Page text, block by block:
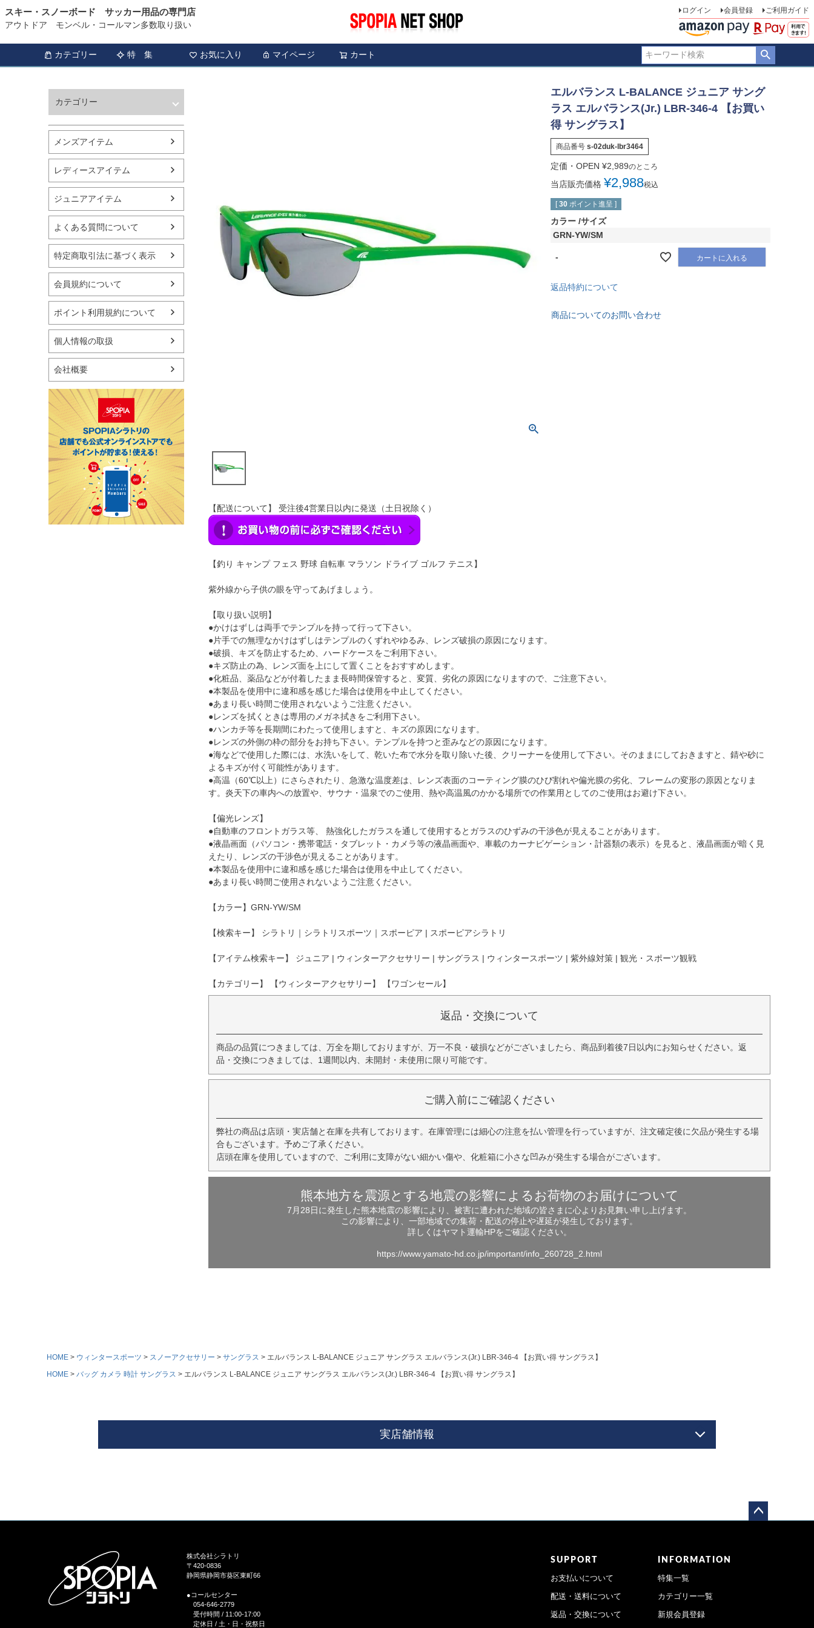
スキー・スノーボード サッカー用品の専門店
アウトドア モンベル・コールマン多数取り扱い
ログイン 会員登録 ご利用ガイド
カテゴリー 特 集 お気に入り マイページ カート
カテゴリー
バスケットボール
シューズ
ランニング用品
スポーツアパレル
テニス
バレーボール
フィットネス用品
スイミング用品
マリン
スケートボード
野球・ソフトボール
ゴルフ
卓球用品
バッグ・サングラス
ハンドボール用品
ラグビー用品
グランドゴルフ
メンズアイテム
レディースアイテム
ジュニアアイテム
よくある質問について
特定商取引法に基づく表示
会員規約について
ポイント利用規約について
個人情報の取扱
会社概要
エルバランス L-BALANCE ジュニア サング
ラス エルバランス(Jr.) LBR-346-4 【お買い
得 サングラス】
商品番号 s-02duk-lbr3464
定価・OPEN ¥2,989のところ
当店販売価格 ¥2,988税込
[ 30 ポイント進呈 ]
カラー サイズ
GRN-YW/SM
- カートに入れる
返品特約について
商品についてのお問い合わせ
【配送について】 受注後4営業日以内に発送（土日祝除く）
【釣り キャンプ フェス 野球 自転車 マラソン ドライブ ゴルフ テニス】
紫外線から子供の眼を守ってあげましょう。
【取り扱い説明】
●かけはずしは両手でテンプルを持って行って下さい。
●片手での無理なかけはずしはテンプルのくずれやゆるみ、レンズ破損の原因になります。
●破損、キズを防止するため、ハードケースをご利用下さい。
●キズ防止の為、レンズ面を上にして置くことをおすすめします。
●化粧品、薬品などが付着したまま長時間保管すると、変質、劣化の原因になりますので、ご注意下さい。
●本製品を使用中に違和感を感じた場合は使用を中止してください。
●あまり長い時間ご使用されないようご注意ください。
●レンズを拭くときは専用のメガネ拭きをご利用下さい。
●ハンカチ等を長期間にわたって使用しますと、キズの原因になります。
●レンズの外側の枠の部分をお持ち下さい。テンプルを持つと歪みなどの原因になります。
●海などで使用した際には、水洗いをして、乾いた布で水分を取り除いた後、クリーナーを使用して下さい。そのままにしておきますと、錆や砂に
よるキズが付く可能性があります。
●高温（60℃以上）にさらされたり、急激な温度差は、レンズ表面のコーティング膜のひび割れや偏光膜の劣化、フレームの変形の原因となりま
す。炎天下の車内への放置や、サウナ・温泉でのご使用、熱や高温風のかかる場所での作業用としてのご使用はお避け下さい。
【偏光レンズ】
●自動車のフロントガラス等、 熱強化したガラスを通して使用するとガラスのひずみの干渉色が見えることがあります。
●液晶画面（パソコン・携帯電話・タブレット・カメラ等の液晶画面や、車載のカーナビゲーション・計器類の表示）を見ると、液晶画面が暗く見
えたり、レンズの干渉色が見えることがあります。
●本製品を使用中に違和感を感じた場合は使用を中止してください。
●あまり長い時間ご使用されないようご注意ください。
【カラー】GRN-YW/SM
【検索キー】 シラトリ｜シラトリスポーツ｜スポーピア | スポーピアシラトリ
【アイテム検索キー】 ジュニア | ウィンターアクセサリー | サングラス | ウィンタースポーツ | 紫外線対策 | 観光・スポーツ観戦
【カテゴリー】 【ウィンターアクセサリー】 【ワゴンセール】
返品・交換について
商品の品質につきましては、万全を期しておりますが、万一不良・破損などがございましたら、商品到着後7日以内にお知らせください。返
品・交換につきましては、1週間以内、未開封・未使用に限り可能です。
ご購入前にご確認ください
弊社の商品は店頭・実店舗と在庫を共有しております。在庫管理には細心の注意を払い管理を行っていますが、注文確定後に欠品が発生する場
合もございます。予めご了承ください。
店頭在庫を使用していますので、ご利用に支障がない細かい傷や、化粧箱に小さな凹みが発生する場合がございます。
熊本地方を震源とする地震の影響によるお荷物のお届けについて
7月28日に発生した熊本地震の影響により、被害に遭われた地域の皆さまに心よりお見舞い申し上げます。
この影響により、一部地域での集荷・配送の停止や遅延が発生しております。
詳しくはヤマト運輸HPをご確認ください。
https://www.yamato-hd.co.jp/important/info_260728_2.html
HOME ウィンタースポーツ スノーアクセサリー サングラス
エルバランス L-BALANCE ジュニア サングラス エルバランス(Jr.) LBR-346-4 【お買い得 サングラス】
HOME
バッグ カメラ 時計 サングラス エルバランス L-BALANCE ジュニア サングラス エルバランス(Jr.) LBR-346-4 【お買い得 サングラス】
実店舗情報
株式会社シラトリ
〒420-0836
静岡県静岡市葵区東町66
●コールセンター
054-646-2779
受付時間 / 11:00-17:00
定休日 / 土・日・祝祭日
SUPPORT
お支払いについて
配送・送料について
返品・交換について
INFORMATION
特集一覧
カテゴリー一覧
新規会員登録